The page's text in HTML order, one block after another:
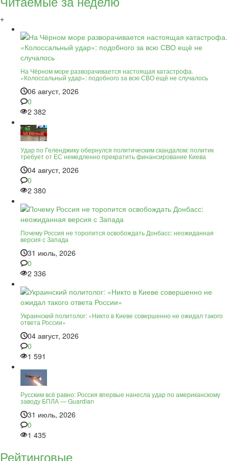
+
На Чёрном море разворачивается настоящая катастрофа.
«Колоссальный удар»: подобного за всю СВО ещё не случалось
06 август, 2026
0
2 382
Удар по Геленджику обернулся политическим скандалом: политик
требует от ЕС немедленно прекратить финансирование Киева
04 август, 2026
0
2 380
Почему Россия не торопится освобождать Донбасс: неожиданная
версия с Запада
31 июль, 2026
0
2 336
Украинский политолог: «Никто в Киеве совершенно не ожидал такого
ответа России»
04 август, 2026
0
1 591
Русским всё равно: Россия впервые нанесла удар по американскому
заводу БПЛА — Guardian
31 июль, 2026
0
1 435
Рейтинговые